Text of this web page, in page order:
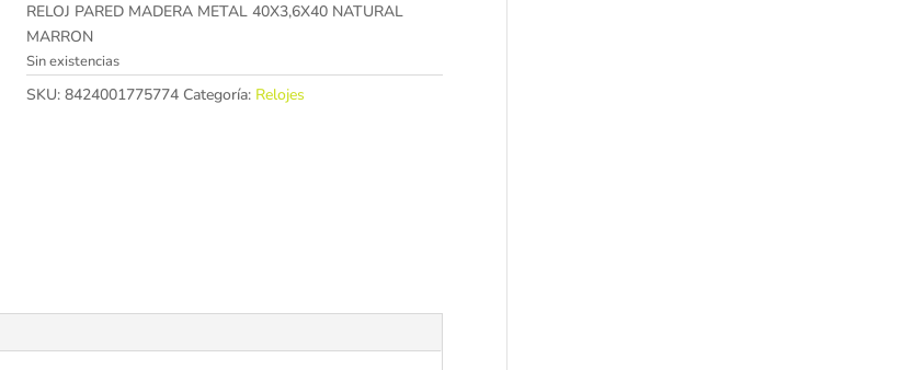
RELOJ PARED MADERA METAL 40X3,6X40 NATURAL
MARRON
Sin existencias
SKU:8424001775774 Categoría: Relojes